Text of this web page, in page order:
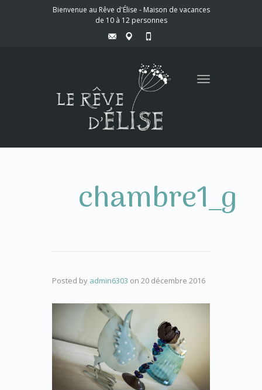
Bienvenue au Rêve d'Élise - Maison de vacances
de 10 à 12 personnes
Toggle
chambre1_g
Posted by admin6303 on 20 décembre 2016